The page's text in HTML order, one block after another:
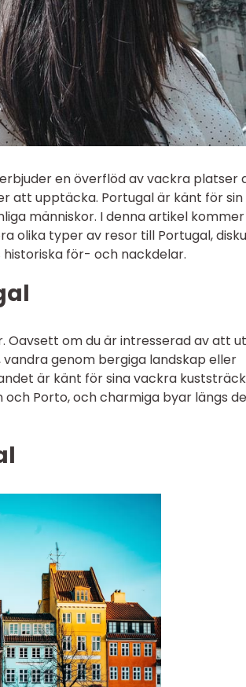
en överflöd av vackra platser
att upptäcka. Portugal är känt för sin
människor. I denna artikel
olika typer av resor till Portugal,
för- och nackdelar.
Oavsett om du är intresserad av att
genom bergiga landskap eller
är känt för sina vackra
Porto, och charmiga byar längs